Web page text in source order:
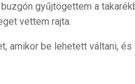
gyűjtögettem a
vettem rajta.
amikor be lehetett váltani,